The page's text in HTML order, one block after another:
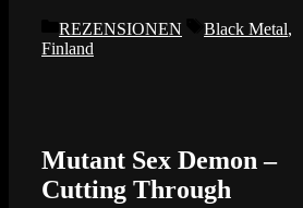
Kategorien
REZENSIONEN Schlagwörter
Black Metal,
Finland
Mutant Sex Demon –
Cutting Through